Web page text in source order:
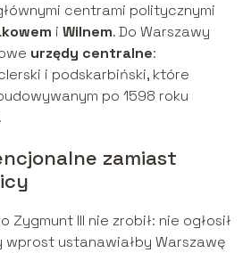
centrami politycznymi
i Wilnem. Do Warszawy
urzędy centralne:
i podskarbiński, które
po 1598 roku
.
zamiast
Zygmunt III nie zrobił: nie ogłosił
ustanawiałby Warszawę